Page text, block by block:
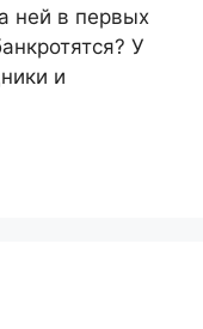
ней в первых
У
и